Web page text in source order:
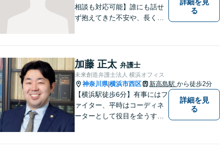
相談も対応可能】誰にも話せ
ず抱えてきた不安や、長く心
がら、これからの一歩を一緒
に見つけていきます。【相
続・債権回収・不動産に注
力】
る
加藤 正太 弁護士
未来創造弁護士法人 横浜オフィス
神奈川県|横浜市西区 新高島駅 から徒歩2分
【横浜駅徒歩6分】有事にはフ
ァイター、平時はコーディネ
ーターとして役目を全うする
詳細を見
る